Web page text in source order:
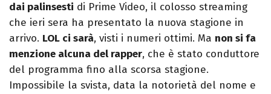
dai palinsesti di Prime Video, il colosso streaming
che ieri sera ha presentato la nuova stagione in
arrivo. LOL ci sarà, visti i numeri ottimi. Ma non si fa
menzione alcuna del rapper, che è stato conduttore
del programma fino alla scorsa stagione.
Impossibile la svista, data la notorietà del nome e